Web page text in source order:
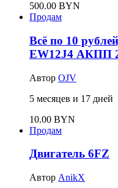
500.00 BYN
Продам
Всё по 10
EW12J4 АКПП
Автор OJV
5 месяцев и 17 дней
10.00 BYN
Продам
Двигатель 6FZ
Автор AnikX